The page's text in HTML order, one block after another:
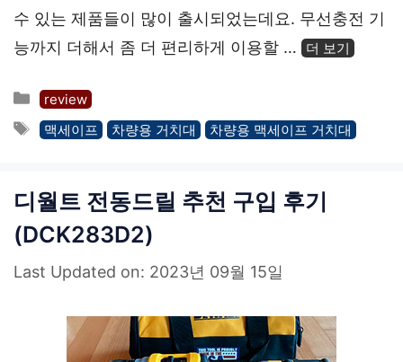
수 있는 제품들이 많이 출시되었는데요. 무선충전 기
능까지 더해서 좀 더 편리하게 이용할 …
더 보기
카
테
review
태
맥세이프 차량용 거치대 차량용 맥세이프 거치대
디월트 전동드릴 추천 구입 후기
(DCK283D2)
Last Updated on: 2023년 09월 15일